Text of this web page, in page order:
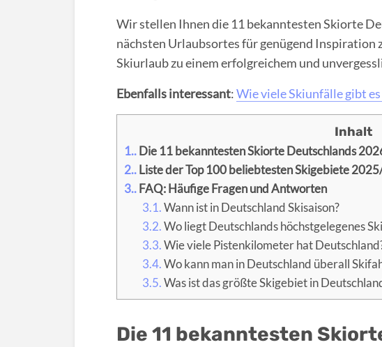
Wir stellen Ihnen die 11 bekanntesten Skiorte
nächsten Urlaubsortes für genügend Inspiration
Skiurlaub zu einem erfolgreichem und
Ebenfalls interessant:Wie viele Skiunfälle gibt
1. Die 11 bekanntesten Skiorte Deutschlands
2. Liste der Top 100 beliebtesten Skigebiete
3. FAQ: Häufige Fragen und Antworten
3.1.Wann ist in Deutschland Skisaison?
3.2.Wo liegt Deutschlands höchstgelegenes
3.3.Wie viele Pistenkilometer hat
3.4.Wo kann man in Deutschland überall
3.5.Was ist das größte Skigebiet in
Die 11 bekanntesten